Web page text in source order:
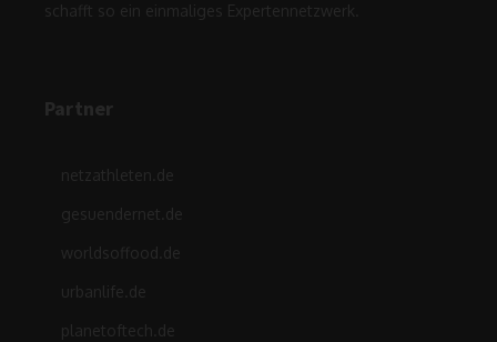
schafft so ein einmaliges Expertennetzwerk.
Partner
netzathleten.de
gesuendernet.de
worldsoffood.de
urbanlife.de
planetoftech.de